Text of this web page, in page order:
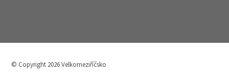
© Copyright 2026 Velkomeziříčsko